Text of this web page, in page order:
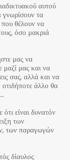
αυτού
γνωρίσουν τα
θέλουν να
όσο μακριά
μας να
μαζί μας και να
σας, αλλά και να
οτιδήποτε άλλο θα
είναι δυνατόν
των
των παραγωγών
δίαυλος